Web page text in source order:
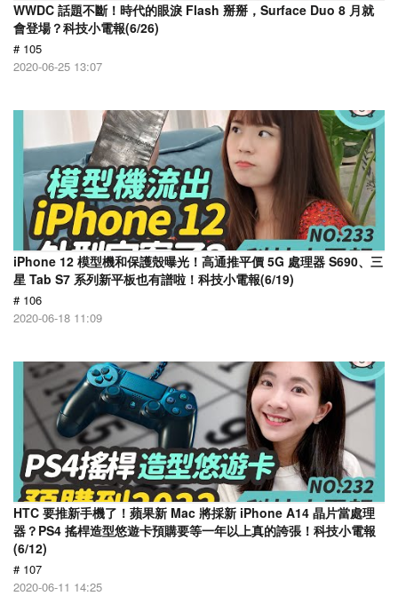
WWDC 話題不斷！時代的眼淚 Flash 掰掰，Surface Duo 8 月就
會登場？科技小電報(6/26)
# 105
2020-06-25 13:07
iPhone 12 模型機和保護殼曝光！高通推平價 5G 處理器 S690、三
星 Tab S7 系列新平板也有譜啦！科技小電報(6/19)
# 106
2020-06-18 11:09
HTC 要推新手機了！蘋果新 Mac 將採新 iPhone A14 晶片當處理
器？PS4 搖桿造型悠遊卡預購要等一年以上真的誇張！科技小電報
(6/12)
# 107
2020-06-11 14:25